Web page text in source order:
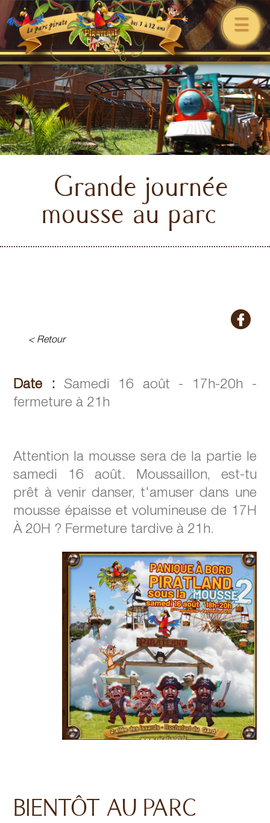
☰
Grande journée
mousse au parc
< Retour
Date : Samedi 16 août - 17h-20h -
fermeture à 21h
Attention la mousse sera de la partie le
samedi 16 août. Moussaillon, est-tu
prêt à venir danser, t'amuser dans une
mousse épaisse et volumineuse de 17H
À 20H ? Fermeture tardive à 21h.
BIENTÔT AU PARC